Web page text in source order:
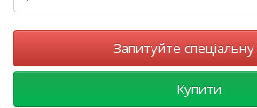
Запитуйте спеціальну
Купити